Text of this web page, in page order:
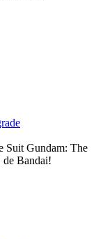
Suit Gundam: The
Bandai!